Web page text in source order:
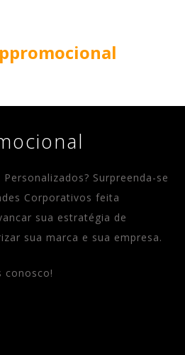
Surpreenda-se
Corporativos feita
sua estratégia de
sua marca e sua empresa.
conosco!